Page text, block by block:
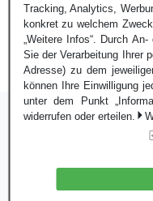
©
Tracking, Analytics,
konkret zu welchem
„Weitere Infos“. Durch
Sie der Verarbeitung Ihrer
Adresse) zu dem
können Ihre Einwilligung
unter dem Punkt
widerrufen oder erteilen.